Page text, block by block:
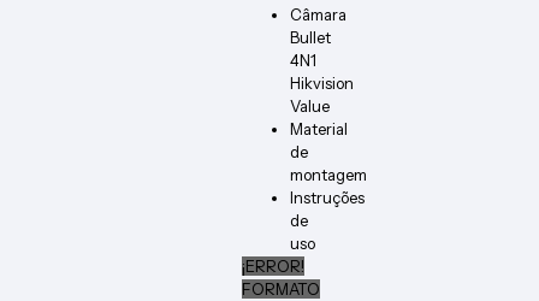
Câmara
Bullet
4N1
Hikvision
Value
Material
de
montagem
Instruções
de
uso
¡ERROR!
FORMATO